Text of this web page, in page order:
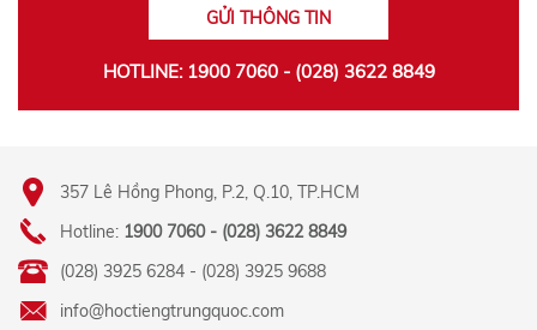
GỬI THÔNG TIN
HOTLINE: 1900 7060 - (028) 3622 8849
357 Lê Hồng Phong, P.2, Q.10, TP.HCM
Hotline: 1900 7060 - (028) 3622 8849
(028) 3925 6284 - (028) 3925 9688
info@hoctiengtrungquoc.com